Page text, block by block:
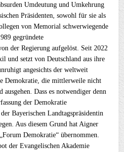
Umdeutung und Umkehrung
Präsidenten, sowohl für sie als
von Memorial schwerwiegende
gegründete
der Regierung aufgelöst. Seit 2022
und setzt von Deutschland aus ihre
angesichts der weltweit
Demokratie, die mittlerweile nicht
Dass es notwendiger denn
der Demokratie
Bayerischen Landtagspräsidentin
Aus diesem Grund hat Aigner
Demokratie“ übernommen.
der Evangelischen Akademie